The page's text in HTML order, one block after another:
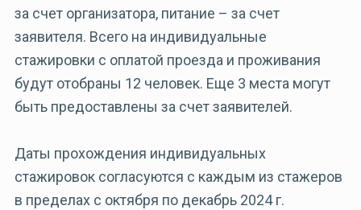
за счет организатора, питание – за счет
заявителя. Всего на индивидуальные
стажировки с оплатой проезда и проживания
будут отобраны 12 человек. Еще 3 места могут
быть предоставлены за счет заявителей.
Даты прохождения индивидуальных
стажировок согласуются с каждым из стажеров
в пределах с октября по декабрь 2024 г.